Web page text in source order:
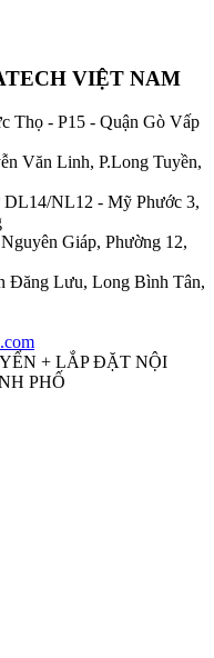
VIỆT NAM
Thọ - P15 - Quận Gò Vấp
Văn Linh, P.Long Tuyền,
DL14/NL12 - Mỹ Phước 3,
Giáp, Phường 12,
Đăng Lưu, Long Bình Tân,
+ LẮP ĐẶT NỘI
PHỐ